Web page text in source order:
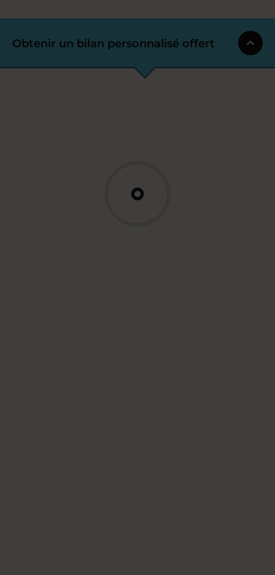
Obtenir un bilan personnalisé offert